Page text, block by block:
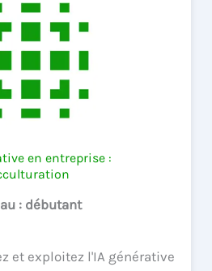
en entreprise :
: débutant
et exploitez l'IA générative